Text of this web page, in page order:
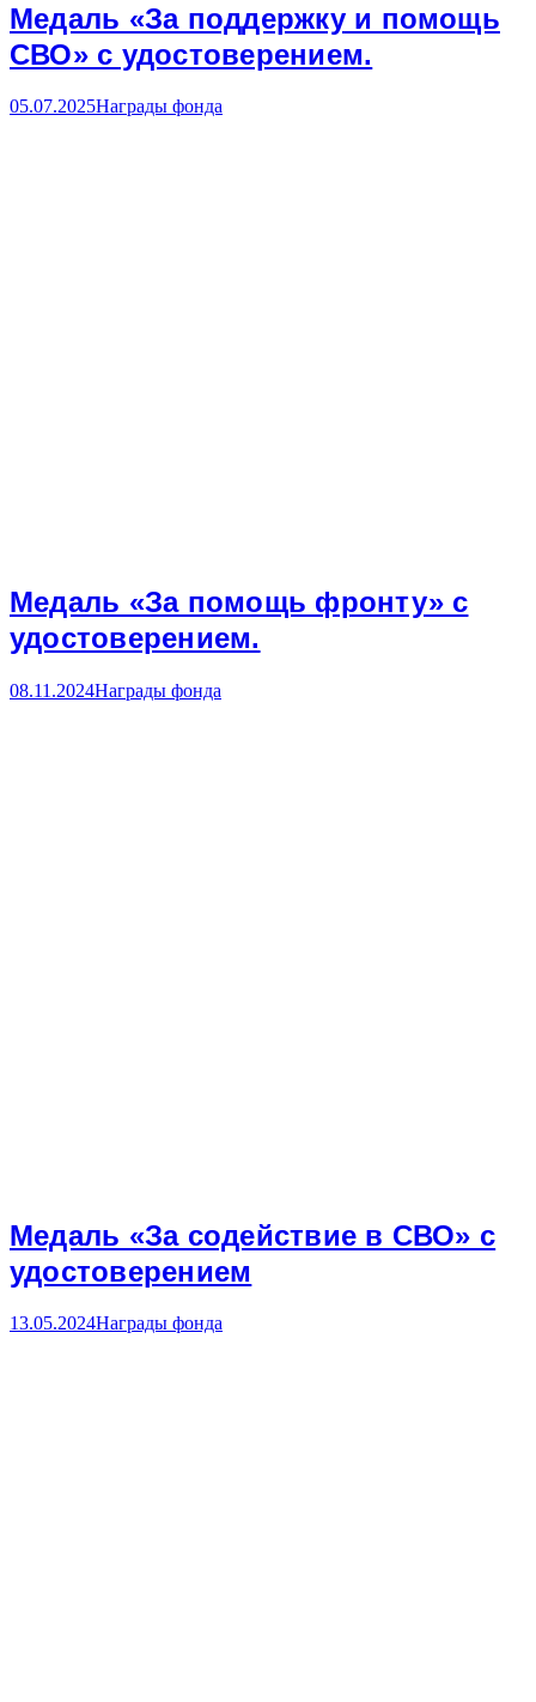
Медаль «За поддержку и помощь
СВО» с удостоверением.
05.07.2025Награды фонда
Медаль «За помощь фронту» с
удостоверением.
08.11.2024Награды фонда
Медаль «За содействие в СВО» с
удостоверением
13.05.2024Награды фонда